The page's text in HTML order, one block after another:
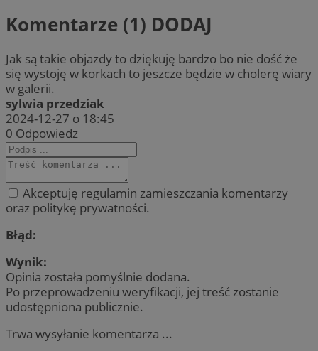
Komentarze (1) DODAJ
Jak są takie objazdy to dziękuję bardzo bo nie dość że
się wystoję w korkach to jeszcze będzie w cholerę wiary
w galerii.
sylwia przedziak
2024-12-27 o 18:45
0 Odpowiedz
Akceptuję regulamin zamieszczania komentarzy
oraz politykę prywatności.
Błąd:
Wynik:
Opinia została pomyślnie dodana.
Po przeprowadzeniu weryfikacji, jej treść zostanie
udostępniona publicznie.
Trwa wysyłanie komentarza ...